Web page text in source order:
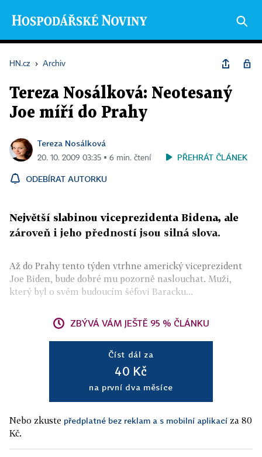
HN.cz › Archiv
Tereza Nosálková: Neotesaný
Joe míří do Prahy
Tereza Nosálková
20. 10. 2009 03:35 ▪ 6 min. čtení PŘEHRÁT ČLÁNEK
ODEBÍRAT AUTORKU
Největší slabinou viceprezidenta Bidena, ale
zároveň i jeho předností jsou silná slova.
Až do Prahy tento týden vtrhne americký viceprezident
Joe Biden, bude dobré mu pozorně naslouchat. Muži,
který byl o svém budoucím šéfovi Baracku...
ZBÝVÁ VÁM JEŠTĚ 95 % ČLÁNKU
Číst dál za
40 Kč
na první dva měsíce
Nebo zkuste předplatné bez reklam a s mobilní aplikací za 80
Kč.